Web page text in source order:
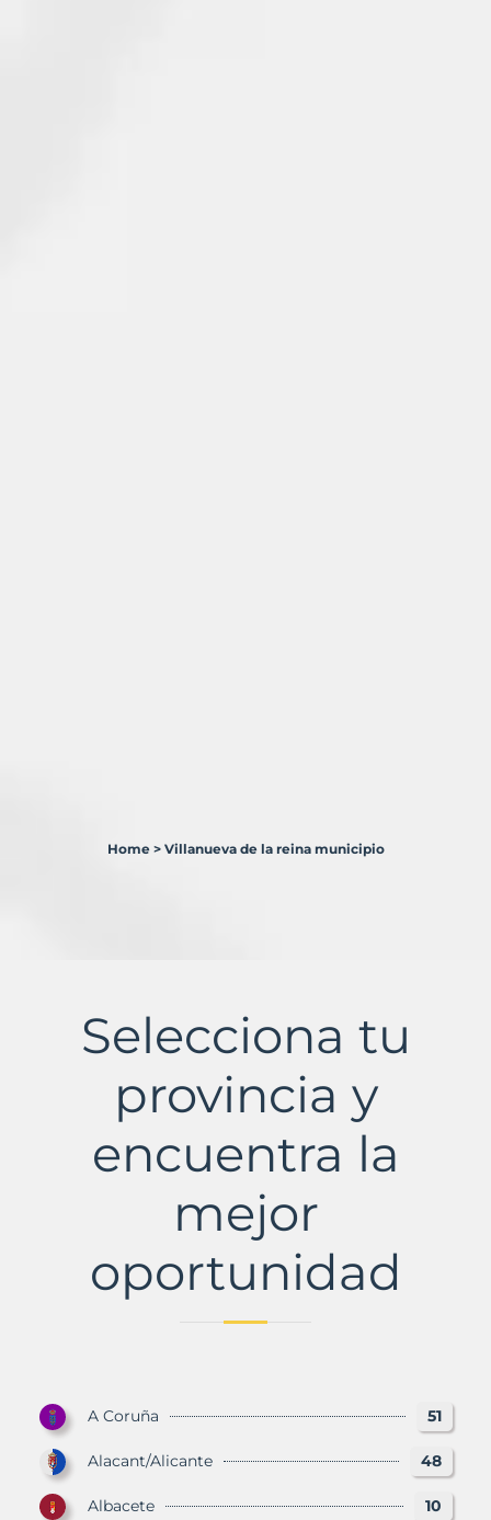
Municipio
Murbalands
Home > Villanueva de la reina municipio
Selecciona tu
provincia y
encuentra la
mejor
oportunidad
A Coruña 51
Alacant/Alicante 48
Albacete 10